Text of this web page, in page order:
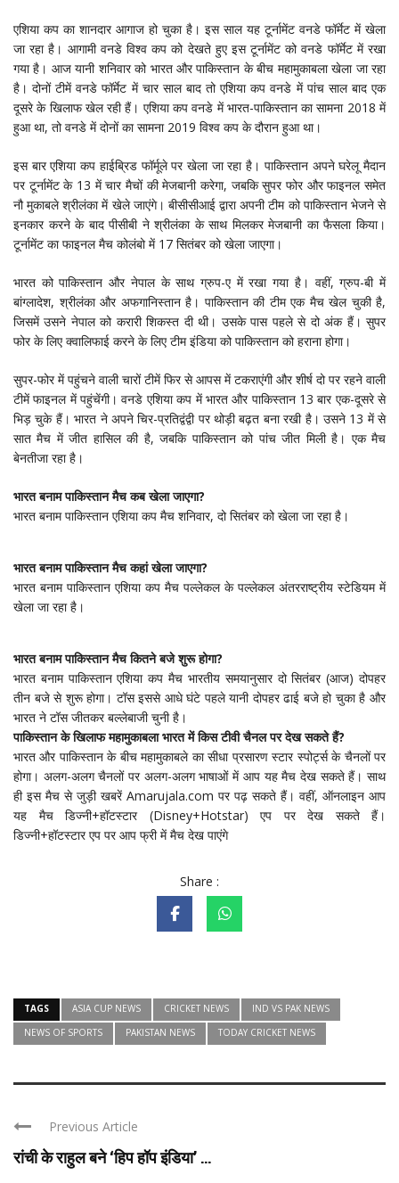
एशिया कप का शानदार आगाज हो चुका है। इस साल यह टूर्नामेंट वनडे फॉर्मेट में खेला
जा रहा है। आगामी वनडे विश्व कप को देखते हुए इस टूर्नामेंट को वनडे फॉर्मेट में रखा
गया है। आज यानी शनिवार को भारत और पाकिस्तान के बीच महामुकाबला खेला जा रहा
है। दोनों टीमें वनडे फॉर्मेट में चार साल बाद तो एशिया कप वनडे में पांच साल बाद एक
दूसरे के खिलाफ खेल रही हैं। एशिया कप वनडे में भारत-पाकिस्तान का सामना 2018 में
हुआ था, तो वनडे में दोनों का सामना 2019 विश्व कप के दौरान हुआ था।
इस बार एशिया कप हाईब्रिड फॉर्मूले पर खेला जा रहा है। पाकिस्तान अपने घरेलू मैदान
पर टूर्नामेंट के 13 में चार मैचों की मेजबानी करेगा, जबकि सुपर फोर और फाइनल समेत
नौ मुकाबले श्रीलंका में खेले जाएंगे। बीसीसीआई द्वारा अपनी टीम को पाकिस्तान भेजने से
इनकार करने के बाद पीसीबी ने श्रीलंका के साथ मिलकर मेजबानी का फैसला किया।
टूर्नामेंट का फाइनल मैच कोलंबो में 17 सितंबर को खेला जाएगा।
भारत को पाकिस्तान और नेपाल के साथ ग्रुप-ए में रखा गया है। वहीं, ग्रुप-बी में
बांग्लादेश, श्रीलंका और अफगानिस्तान है। पाकिस्तान की टीम एक मैच खेल चुकी है,
जिसमें उसने नेपाल को करारी शिकस्त दी थी। उसके पास पहले से दो अंक हैं। सुपर
फोर के लिए क्वालिफाई करने के लिए टीम इंडिया को पाकिस्तान को हराना होगा।
सुपर-फोर में पहुंचने वाली चारों टीमें फिर से आपस में टकराएंगी और शीर्ष दो पर रहने वाली
टीमें फाइनल में पहुंचेंगी। वनडे एशिया कप में भारत और पाकिस्तान 13 बार एक-दूसरे से
भिड़ चुके हैं। भारत ने अपने चिर-प्रतिद्वंद्वी पर थोड़ी बढ़त बना रखी है। उसने 13 में से
सात मैच में जीत हासिल की है, जबकि पाकिस्तान को पांच जीत मिली है। एक मैच
बेनतीजा रहा है।
भारत बनाम पाकिस्तान मैच कब खेला जाएगा?
भारत बनाम पाकिस्तान एशिया कप मैच शनिवार, दो सितंबर को खेला जा रहा है।
भारत बनाम पाकिस्तान मैच कहां खेला जाएगा?
भारत बनाम पाकिस्तान एशिया कप मैच पल्लेकल के पल्लेकल अंतरराष्ट्रीय स्टेडियम में
खेला जा रहा है।
भारत बनाम पाकिस्तान मैच कितने बजे शुरू होगा?
भारत बनाम पाकिस्तान एशिया कप मैच भारतीय समयानुसार दो सितंबर (आज) दोपहर
तीन बजे से शुरू होगा। टॉस इससे आधे घंटे पहले यानी दोपहर ढाई बजे हो चुका है और
भारत ने टॉस जीतकर बल्लेबाजी चुनी है।
पाकिस्तान के खिलाफ महामुकाबला भारत में किस टीवी चैनल पर देख सकते हैं?
भारत और पाकिस्तान के बीच महामुकाबले का सीधा प्रसारण स्टार स्पोर्ट्स के चैनलों पर
होगा। अलग-अलग चैनलों पर अलग-अलग भाषाओं में आप यह मैच देख सकते हैं। साथ
ही इस मैच से जुड़ी खबरें Amarujala.com पर पढ़ सकते हैं। वहीं, ऑनलाइन आप
यह मैच डिज्नी+हॉटस्टार (Disney+Hotstar) एप पर देख सकते हैं।
डिज्नी+हॉटस्टार एप पर आप फ्री में मैच देख पाएंगे
Share :
TAGS ASIA CUP NEWS CRICKET NEWS
IND VS PAK NEWS
NEWS OF SPORTS
PAKISTAN NEWS TODAY CRICKET NEWS
Previous Article
रांची के राहुल बने ‘हिप हॉप इंडिया’ ...